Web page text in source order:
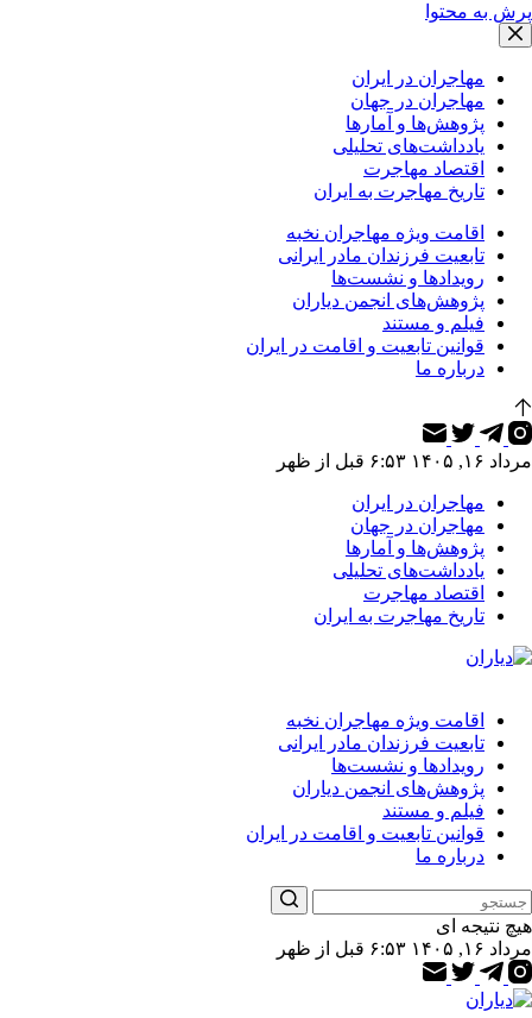
پرش به محتوا
مهاجران در ایران
مهاجران در جهان
پژوهش‌ها و آمارها
یادداشت‌های تحلیلی
اقتصاد مهاجرت
تاریخ مهاجرت به ایران
اقامت ویژه مهاجران نخبه
تابعیت فرزندان مادر ایرانی
رویدادها و نشست‌ها
پژوهش‌های انجمن دیاران
فیلم و مستند
قوانین تابعیت و اقامت در ایران
درباره ما
مرداد ۱۶, ۱۴۰۵ ۶:۵۳ قبل از ظهر
مهاجران در ایران
مهاجران در جهان
پژوهش‌ها و آمارها
یادداشت‌های تحلیلی
اقتصاد مهاجرت
تاریخ مهاجرت به ایران
اقامت ویژه مهاجران نخبه
تابعیت فرزندان مادر ایرانی
رویدادها و نشست‌ها
پژوهش‌های انجمن دیاران
فیلم و مستند
قوانین تابعیت و اقامت در ایران
درباره ما
هیچ نتیجه ای
مرداد ۱۶, ۱۴۰۵ ۶:۵۳ قبل از ظهر